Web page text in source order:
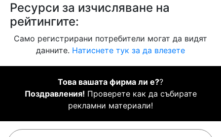
Ресурси за изчисляване на
рейтингите:
Само регистрирани потребители могат да видят
данните. Натиснете тук за да влезете
Това вашата фирма ли е??
Поздравления! Проверете как да събирате
рекламни материали!